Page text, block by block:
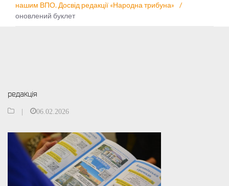
нашим ВПО. Досвід редакції «Народна трибуна»
/
оновлений буклет
редакція
06.02.2026